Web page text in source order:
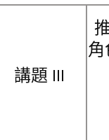
講題 III